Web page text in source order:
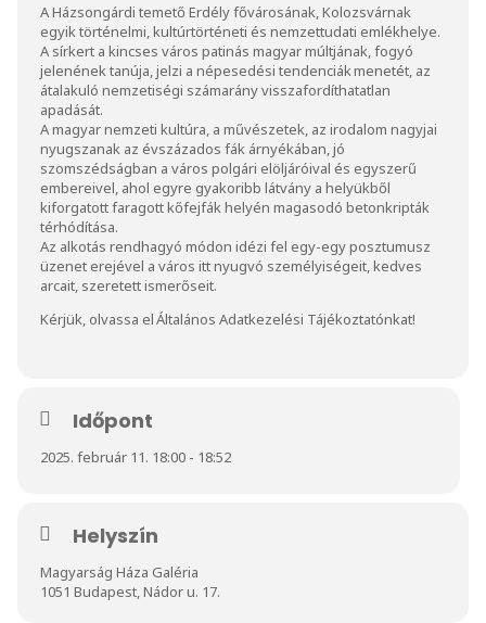
A Házsongárdi temető Erdély fővárosának, Kolozsvárnak
egyik történelmi, kultúrtörténeti és nemzettudati emlékhelye.
A sírkert a kincses város patinás magyar múltjának, fogyó
jelenének tanúja, jelzi a népesedési tendenciák menetét, az
átalakuló nemzetiségi számarány visszafordíthatatlan
apadását.
A magyar nemzeti kultúra, a művészetek, az irodalom nagyjai
nyugszanak az évszázados fák árnyékában, jó
szomszédságban a város polgári elöljáróival és egyszerű
embereivel, ahol egyre gyakoribb látvány a helyükből
kiforgatott faragott kőfejfák helyén magasodó betonkripták
térhódítása.
Az alkotás rendhagyó módon idézi fel egy-egy posztumusz
üzenet erejével a város itt nyugvó személyiségeit, kedves
arcait, szeretett ismerőseit.
Kérjük, olvassa elÁltalános Adatkezelési Tájékoztatónkat!
Időpont
2025. február 11. 18:00 - 18:52
Helyszín
Magyarság Háza Galéria
1051 Budapest, Nádor u. 17.